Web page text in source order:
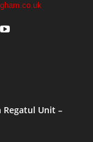
Regatul Unit –